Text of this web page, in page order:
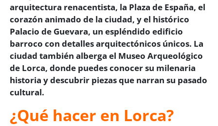
arquitectura renacentista, la Plaza de España, el
corazón animado de la ciudad, y el histórico
Palacio de Guevara, un espléndido edificio
barroco con detalles arquitectónicos únicos. La
ciudad también alberga el Museo Arqueológico
de Lorca, donde puedes conocer su milenaria
historia y descubrir piezas que narran su pasado
cultural.
¿Qué hacer en Lorca?